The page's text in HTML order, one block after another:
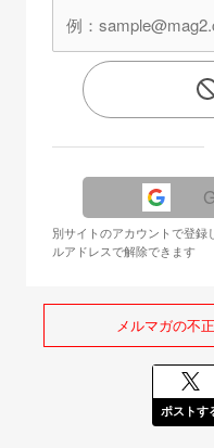
別サイトのアカウントで登録
ルアドレスで解除できます
メルマガの不
ポストす